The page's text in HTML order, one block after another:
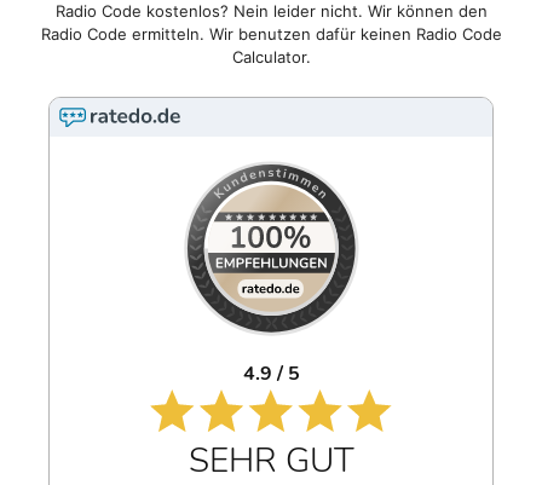
Radio Code kostenlos? Nein leider nicht. Wir können den
Radio Code ermitteln. Wir benutzen dafür keinen Radio Code
Calculator.
4.9 / 5
SEHR GUT